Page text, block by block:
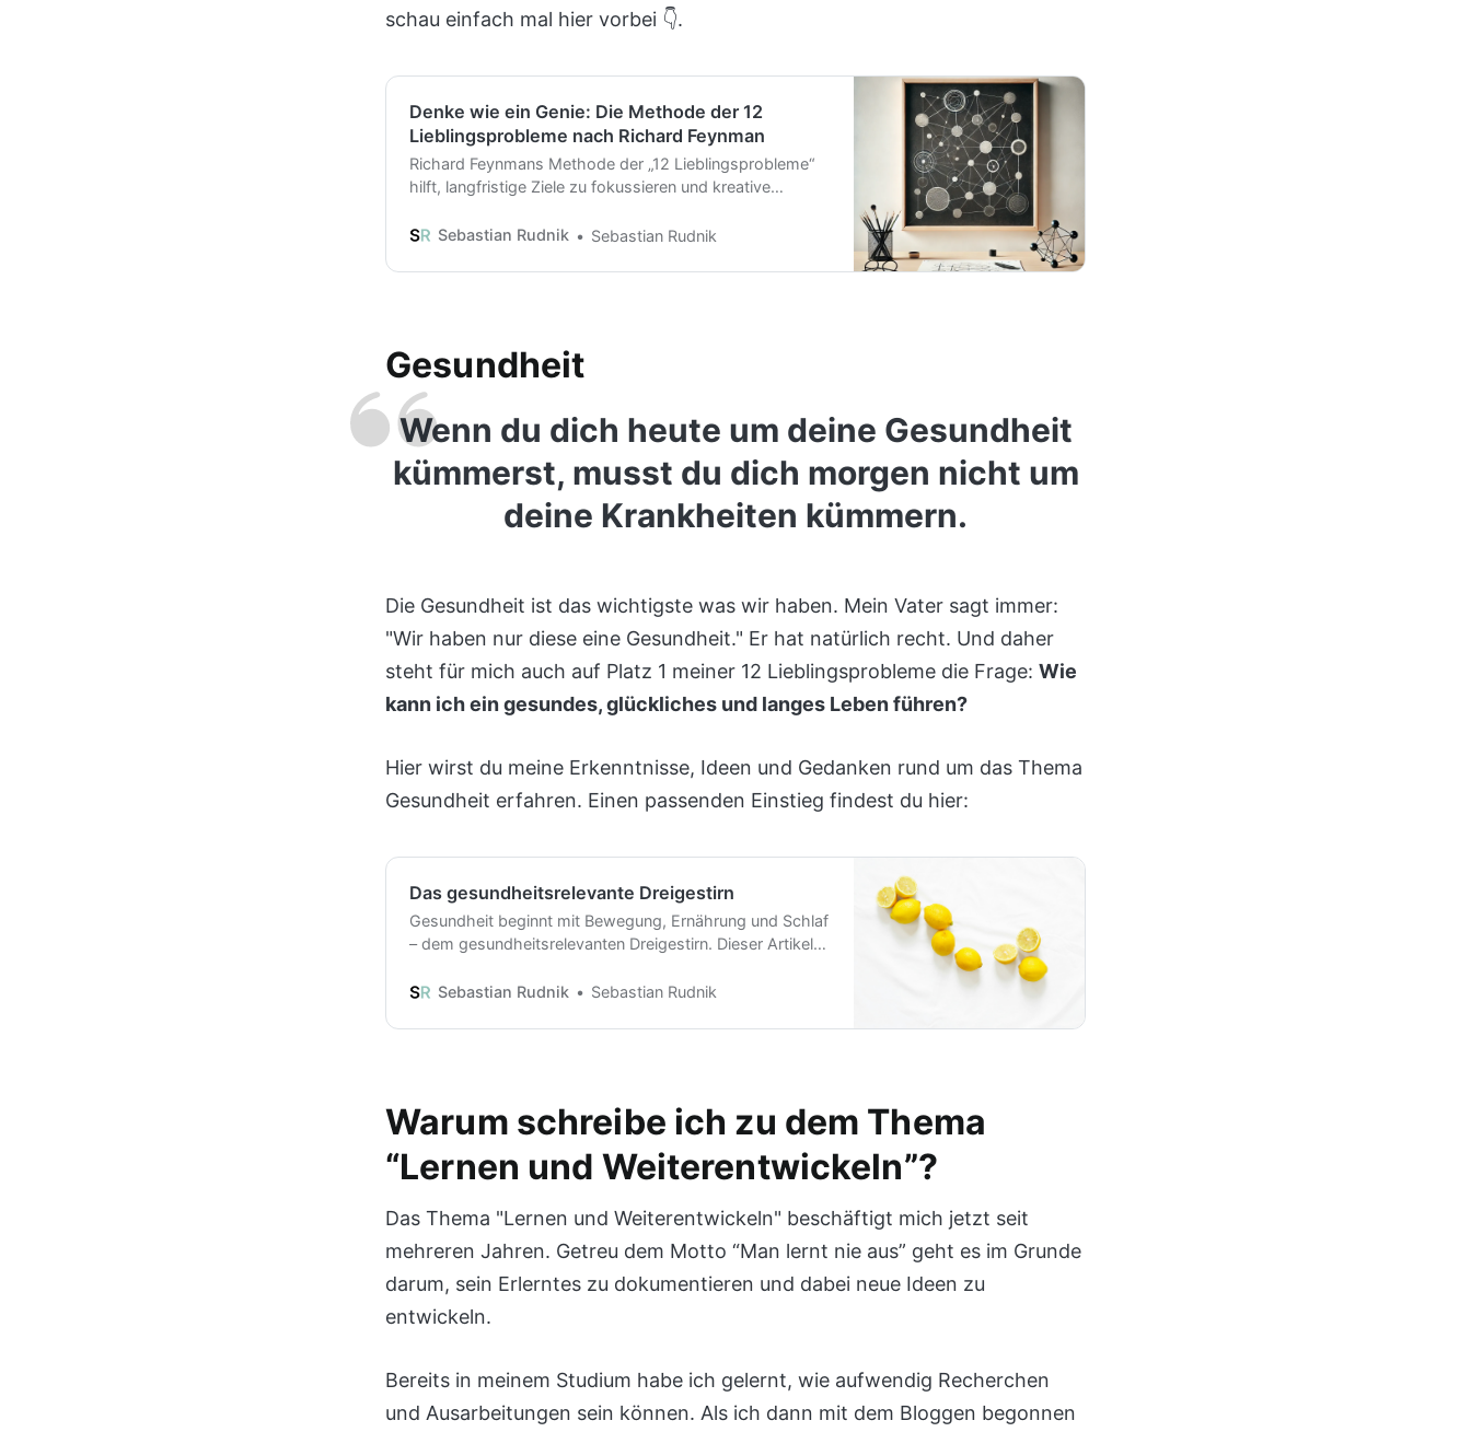
schau einfach mal hier vorbei 👇.
Denke wie ein Genie: Die Methode der 12
Lieblingsprobleme nach Richard Feynman
Richard Feynmans Methode der „12 Lieblingsprobleme“
hilft, langfristige Ziele zu fokussieren und kreative
wie das Konzept funktioniert, warum es so wirkungsvoll
kannst.
Sebastian Rudnik Sebastian Rudnik
Gesundheit
Wenn du dich heute um deine Gesundheit
kümmerst, musst du dich morgen nicht um
deine Krankheiten kümmern.
Die Gesundheit ist das wichtigste was wir haben. Mein Vater sagt immer:
"Wir haben nur diese eine Gesundheit." Er hat natürlich recht. Und daher
steht für mich auch auf Platz 1 meiner 12 Lieblingsprobleme die Frage: Wie
kann ich ein gesundes, glückliches und langes Leben führen?
Hier wirst du meine Erkenntnisse, Ideen und Gedanken rund um das Thema
Gesundheit erfahren. Einen passenden Einstieg findest du hier:
Das gesundheitsrelevante Dreigestirn
Gesundheit beginnt mit Bewegung, Ernährung und Schlaf
– dem gesundheitsrelevanten Dreigestirn. Dieser Artikel
sie so wichtig sind und gibt einfache Tipps, wie du deine
noch heute!
Sebastian Rudnik Sebastian Rudnik
Warum schreibe ich zu dem Thema
“Lernen und Weiterentwickeln”?
Das Thema "Lernen und Weiterentwickeln" beschäftigt mich jetzt seit
mehreren Jahren. Getreu dem Motto “Man lernt nie aus” geht es im Grunde
darum, sein Erlerntes zu dokumentieren und dabei neue Ideen zu
entwickeln.
Bereits in meinem Studium habe ich gelernt, wie aufwendig Recherchen
und Ausarbeitungen sein können. Als ich dann mit dem Bloggen begonnen